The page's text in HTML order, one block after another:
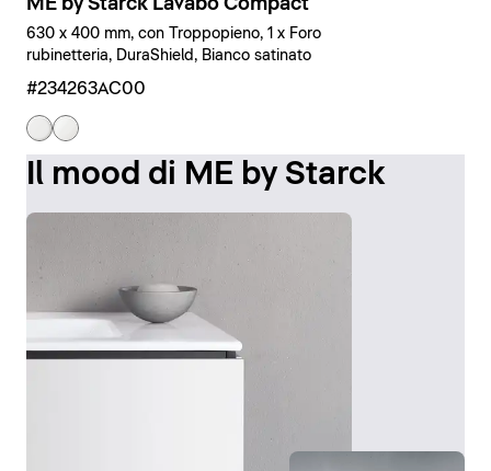
630 x 400 mm, con Troppopieno, 1 x Foro
rubinetteria, DuraShield, Bianco satinato
#234263AC00
Il mood di ME by Starck